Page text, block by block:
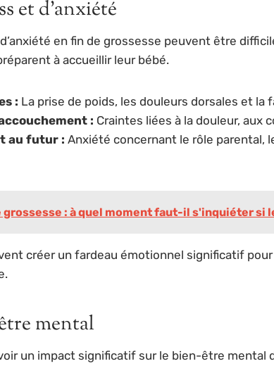
et d’anxiété
en fin de grossesse peuvent être
à accueillir leur bébé.
: La prise de poids, les douleurs dorsales et
: Craintes liées à la douleur, aux
au futur : Anxiété concernant le rôle parental,
grossesse : à quel moment faut-il s'inquiéter si
créer un fardeau émotionnel significatif
mental
un impact significatif sur le bien-être